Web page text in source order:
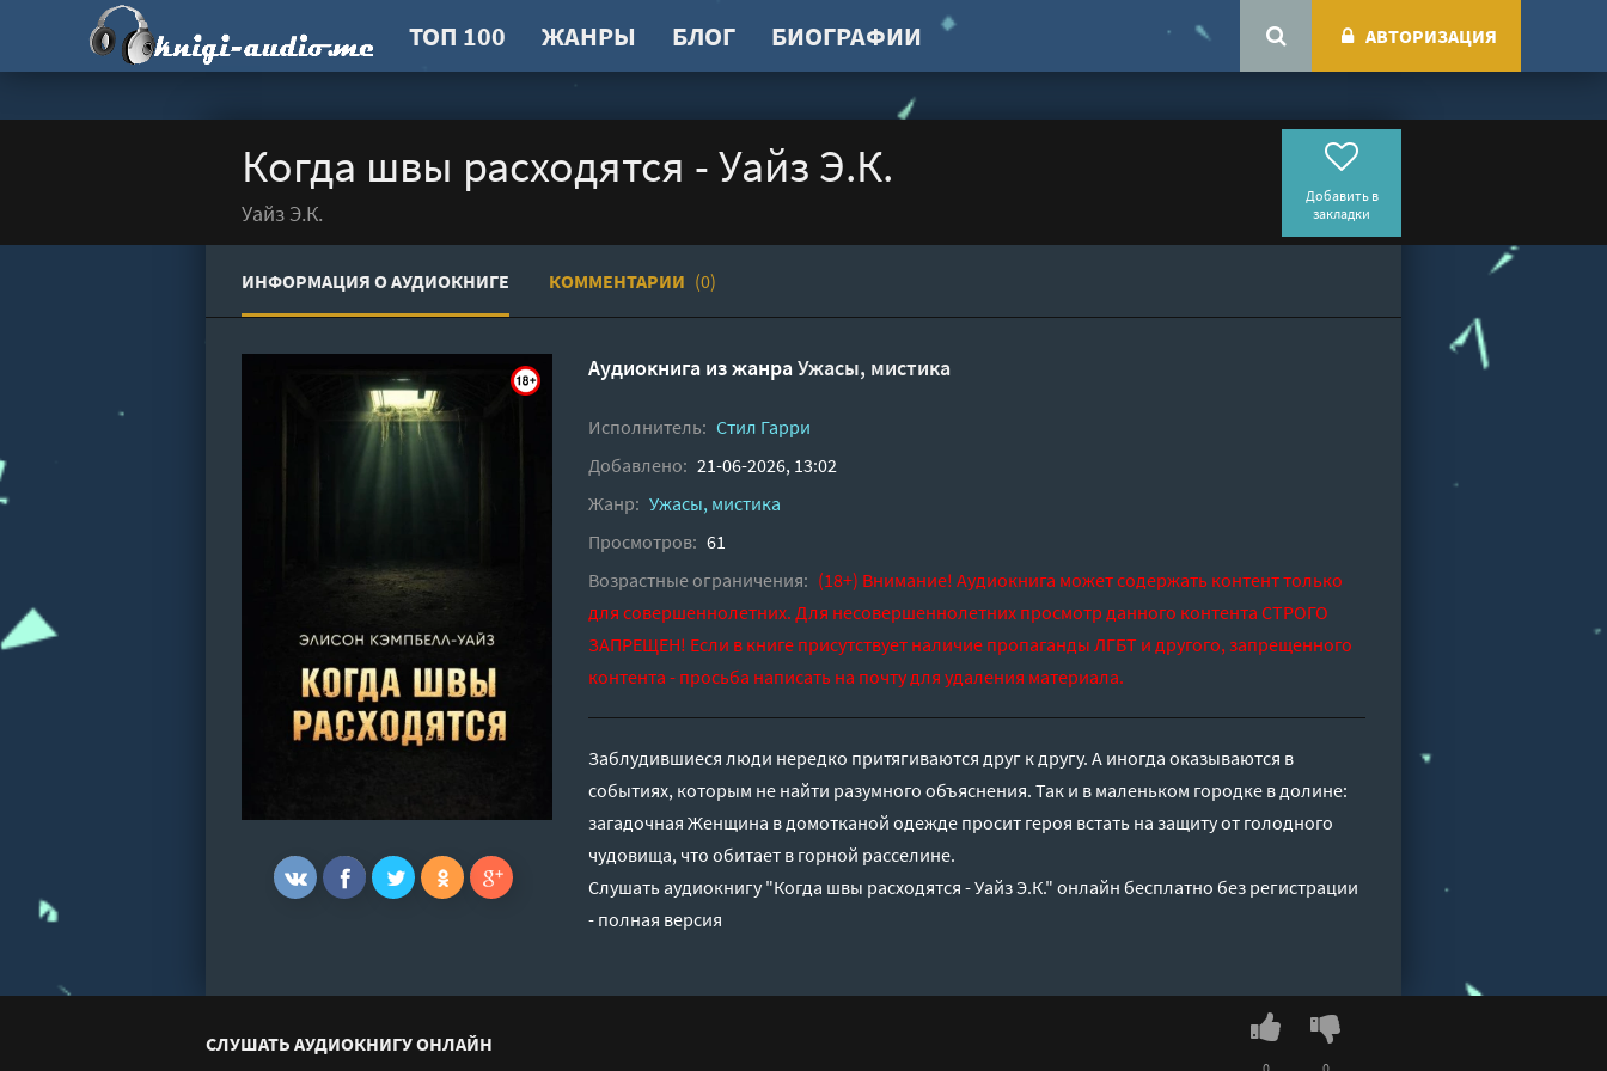
ТОП 100 ЖАНРЫ БЛОГ БИОГРАФИИ АВТОРИЗАЦИЯ
Когда швы расходятся - Уайз Э.К.
Уайз Э.К.
Добавить в
закладки
ИНФОРМАЦИЯ О АУДИОКНИГЕ КОММЕНТАРИИ (0)
Аудиокнига из жанраУжасы, мистика
Исполнитель: Стил Гарри
Добавлено: 21-06-2026, 13:02
Жанр: Ужасы, мистика
Просмотров: 61
Возрастные ограничения: (18+) Внимание! Аудиокнига может содержать контент только
для совершеннолетних. Для несовершеннолетних просмотр данного контента СТРОГО
ЗАПРЕЩЕН! Если в книге присутствует наличие пропаганды ЛГБТ и другого, запрещенного
контента - просьба написать на почту для удаления материала.
Заблудившиеся люди нередко притягиваются друг к другу. А иногда оказываются в
событиях, которым не найти разумного объяснения. Так и в маленьком городке в долине:
загадочная Женщина в домотканой одежде просит героя встать на защиту от голодного
чудовища, что обитает в горной расселине.
Слушать аудиокнигу "Когда швы расходятся - Уайз Э.К." онлайн бесплатно без регистрации
- полная версия
СЛУШАТЬ АУДИОКНИГУ ОНЛАЙН
0 0